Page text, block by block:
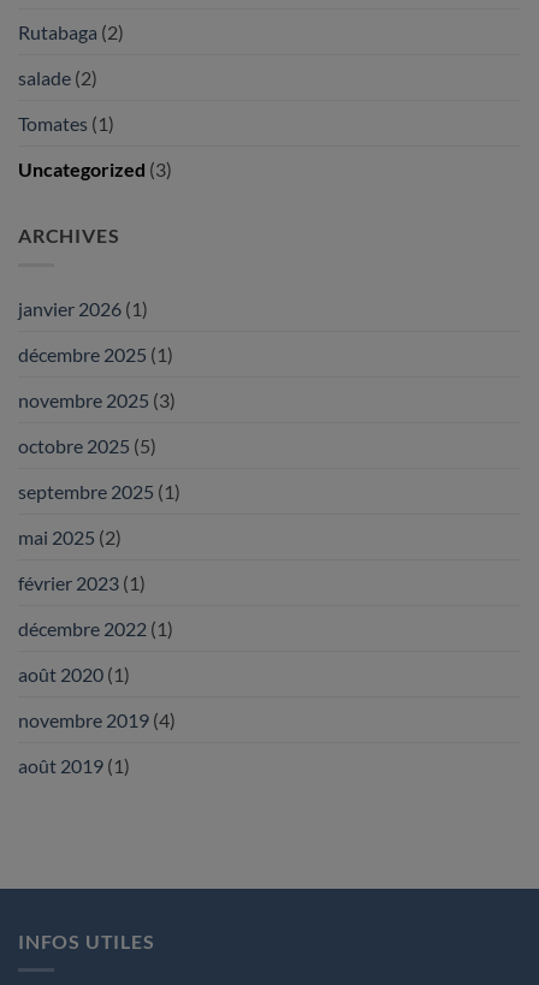
Rutabaga (2)
salade (2)
Tomates (1)
Uncategorized (3)
ARCHIVES
janvier 2026 (1)
décembre 2025 (1)
novembre 2025 (3)
octobre 2025 (5)
septembre 2025 (1)
mai 2025 (2)
février 2023 (1)
décembre 2022 (1)
août 2020 (1)
novembre 2019 (4)
août 2019 (1)
INFOS UTILES